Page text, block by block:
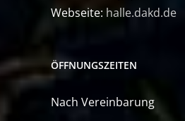
Webseite: halle.dakd.de
ÖFFNUNGSZEITEN
Nach Vereinbarung